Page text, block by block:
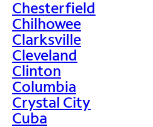
Chesterfield
Chilhowee
Clarksville
Cleveland
Clinton
Columbia
Crystal City
Cuba